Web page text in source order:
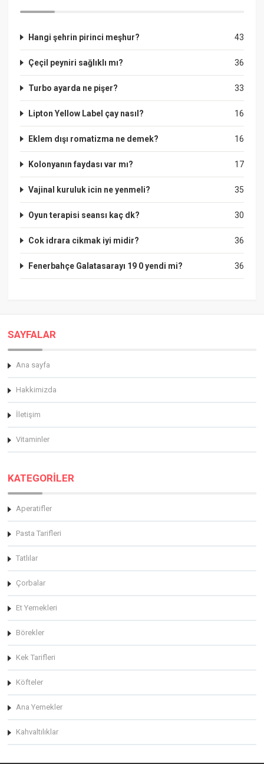
43
Hangi şehrin pirinci meşhur?
36
Çeçil peyniri sağlıklı mı?
33
Turbo ayarda ne pişer?
16
Lipton Yellow Label çay nasıl?
16
Eklem dışı romatizma ne demek?
17
Kolonyanın faydası var mı?
35
Vajinal kuruluk icin ne yenmeli?
30
Oyun terapisi seansı kaç dk?
36
Cok idrara cikmak iyi midir?
36
Fenerbahçe Galatasarayı 19 0 yendi mi?
SAYFALAR
Ana sayfa
Hakkimizda
İletişim
Vitaminler
KATEGORİLER
Aperatifler
Pasta Tarifleri
Tatlılar
Çorbalar
Et Yemekleri
Börekler
Kek Tarifleri
Köfteler
Ana Yemekler
Kahvaltılıklar